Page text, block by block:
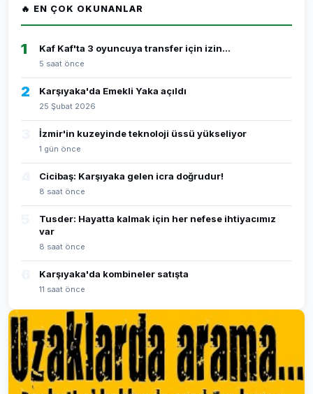
🔥 EN ÇOK OKUNANLAR
1 Kaf Kaf'ta 3 oyuncuya transfer için izin...
5 saat önce
2 Karşıyaka'da Emekli Yaka açıldı
25 Şubat 2026
İzmir'in kuzeyinde teknoloji üssü yükseliyor
1 gün önce
Cicibaş: Karşıyaka gelen icra doğrudur!
8 saat önce
Tusder: Hayatta kalmak için her nefese ihtiyacımız
var
8 saat önce
Karşıyaka'da kombineler satışta
11 saat önce